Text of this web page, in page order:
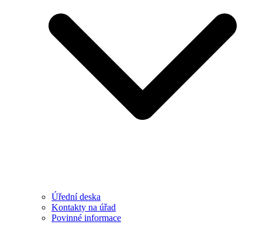
Úřední deska
Kontakty na úřad
Povinné informace